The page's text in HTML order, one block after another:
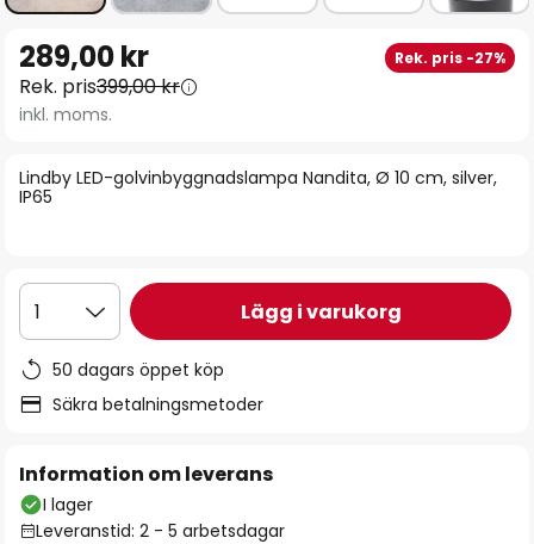
till
början
av
Lindby LED-golvinbyggnadslampa Nandita, Ø 10 cm, silver,
IP65
289,00 kr Rek. pris -27%
Rek. pris399,00 kr
inkl. moms.
1 Lägg i varukorg
50 dagars öppet köp
Säkra betalningsmetoder
Information om leverans
I lager
Leveranstid: 2 - 5 arbetsdagar